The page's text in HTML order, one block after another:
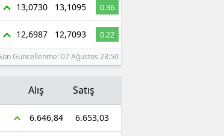
13,0730 13,1095 0.36
12,6987 12,7093 0.22
Güncellenme: 07 Ağustos 23:50
Alış Satış
6.646,84 6.653,03